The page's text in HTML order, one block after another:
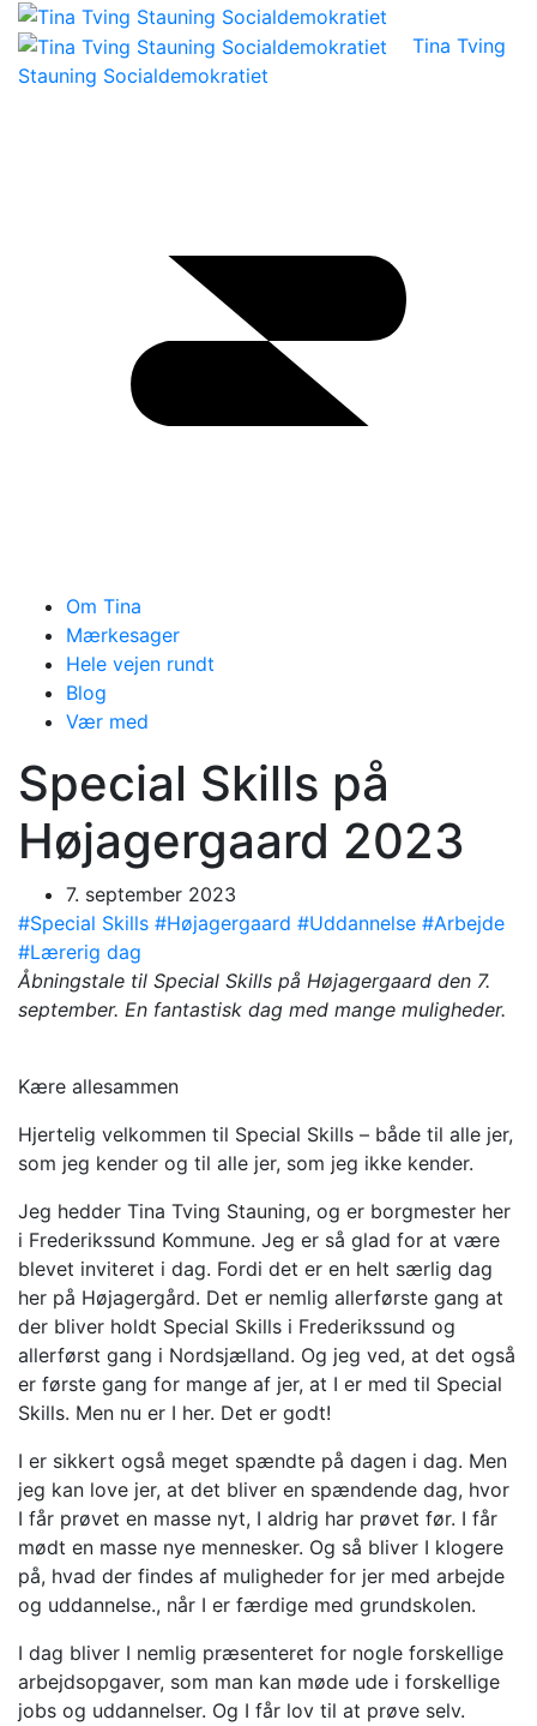
Tina Tving
Stauning Socialdemokratiet
Om Tina
Mærkesager
Hele vejen rundt
Blog
Vær med
Special Skills på
Højagergaard 2023
7. september 2023
#Special Skills #Højagergaard #Uddannelse #Arbejde
#Lærerig dag
Åbningstale til Special Skills på Højagergaard den 7.
september. En fantastisk dag med mange muligheder.
Kære allesammen
Hjertelig velkommen til Special Skills – både til alle jer,
som jeg kender og til alle jer, som jeg ikke kender.
Jeg hedder Tina Tving Stauning, og er borgmester her
i Frederikssund Kommune. Jeg er så glad for at være
blevet inviteret i dag. Fordi det er en helt særlig dag
her på Højagergård. Det er nemlig allerførste gang at
der bliver holdt Special Skills i Frederikssund og
allerførst gang i Nordsjælland. Og jeg ved, at det også
er første gang for mange af jer, at I er med til Special
Skills. Men nu er I her. Det er godt!
I er sikkert også meget spændte på dagen i dag. Men
jeg kan love jer, at det bliver en spændende dag, hvor
I får prøvet en masse nyt, I aldrig har prøvet før. I får
mødt en masse nye mennesker. Og så bliver I klogere
på, hvad der findes af muligheder for jer med arbejde
og uddannelse., når I er færdige med grundskolen.
I dag bliver I nemlig præsenteret for nogle forskellige
arbejdsopgaver, som man kan møde ude i forskellige
jobs og uddannelser. Og I får lov til at prøve selv.